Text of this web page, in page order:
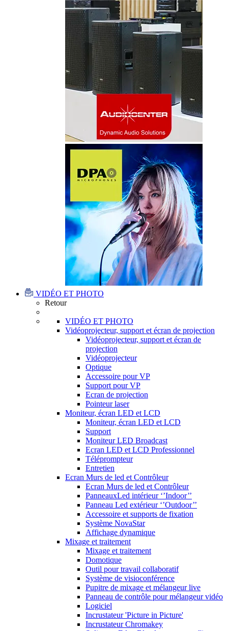
VIDÉO ET PHOTO
Retour
VIDÉO ET PHOTO
Vidéoprojecteur, support et écran de projection
Vidéoprojecteur, support et écran de
projection
Vidéoprojecteur
Optique
Accessoire pour VP
Support pour VP
Ecran de projection
Pointeur laser
Moniteur, écran LED et LCD
Moniteur, écran LED et LCD
Support
Moniteur LED Broadcast
Ecran LED et LCD Professionnel
Téléprompteur
Entretien
Ecran Murs de led et Contrôleur
Ecran Murs de led et Contrôleur
PanneauxLed intérieur ‘’Indoor’’
Panneau Led extérieur ‘’Outdoor’’
Accessoire et supports de fixation
Système NovaStar
Affichage dynamique
Mixage et traitement
Mixage et traitement
Domotique
Outil pour travail collaboratif
Système de visioconférence
Pupitre de mixage et mélangeur live
Panneau de contrôle pour mélangeur vidéo
Logiciel
Incrustateur 'Picture in Picture'
Incrustateur Chromakey